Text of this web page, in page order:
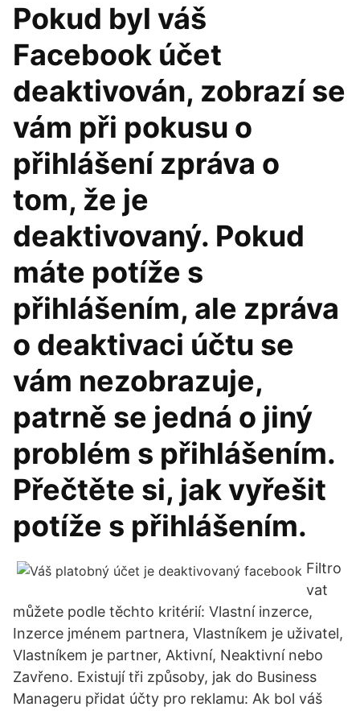
Pokud byl váš
Facebook účet
deaktivován, zobrazí se
vám při pokusu o
přihlášení zpráva o
tom, že je
deaktivovaný. Pokud
máte potíže s
přihlášením, ale zpráva
o deaktivaci účtu se
vám nezobrazuje,
patrně se jedná o jiný
problém s přihlášením.
Přečtěte si, jak vyřešit
potíže s přihlášením.
Filtro
vat
můžete podle těchto kritérií: Vlastní inzerce,
Inzerce jménem partnera, Vlastníkem je uživatel,
Vlastníkem je partner, Aktivní, Neaktivní nebo
Zavřeno. Existují tři způsoby, jak do Business
Manageru přidat účty pro reklamu: Ak bol váš